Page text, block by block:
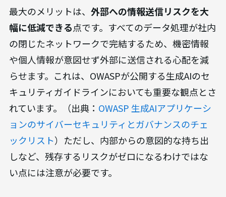
う。ここでは、代表的な5つのメリットを具体的に
解説します。
1. 外部送信リスクの低減とプライバシー保護
最大のメリットは、 外部への情報送信リスクを大
幅に低減できる点です。すべてのデータ処理が社内
の閉じたネットワークで完結するため、機密情報
や個人情報が意図せず外部に送信される心配を減
らせます。これは、OWASPが公開する生成AIのセ